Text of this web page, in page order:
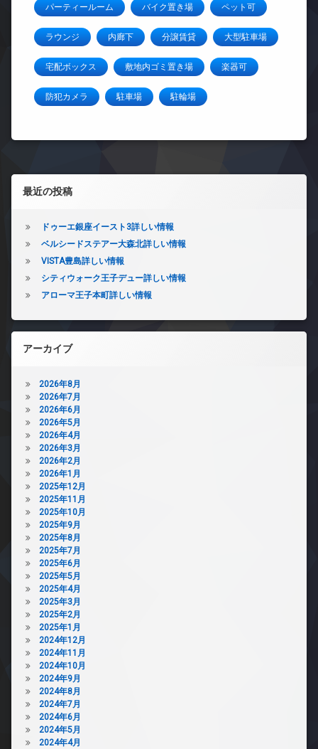
パーティールーム バイク置き場 ペット可
ラウンジ 内廊下 分譲賃貸 大型駐車場
宅配ボックス 敷地内ゴミ置き場 楽器可
防犯カメラ 駐車場 駐輪場
左サイドバー
最近の投稿
ドゥーエ銀座イースト3詳しい情報
ベルシードステアー大森北詳しい情報
VISTA豊島詳しい情報
シティウォーク王子デュー詳しい情報
アローマ王子本町詳しい情報
アーカイブ
2026年8月
2026年7月
2026年6月
2026年5月
2026年4月
2026年3月
2026年2月
2026年1月
2025年12月
2025年11月
2025年10月
2025年9月
2025年8月
2025年7月
2025年6月
2025年5月
2025年4月
2025年3月
2025年2月
2025年1月
2024年12月
2024年11月
2024年10月
2024年9月
2024年8月
2024年7月
2024年6月
2024年5月
2024年4月